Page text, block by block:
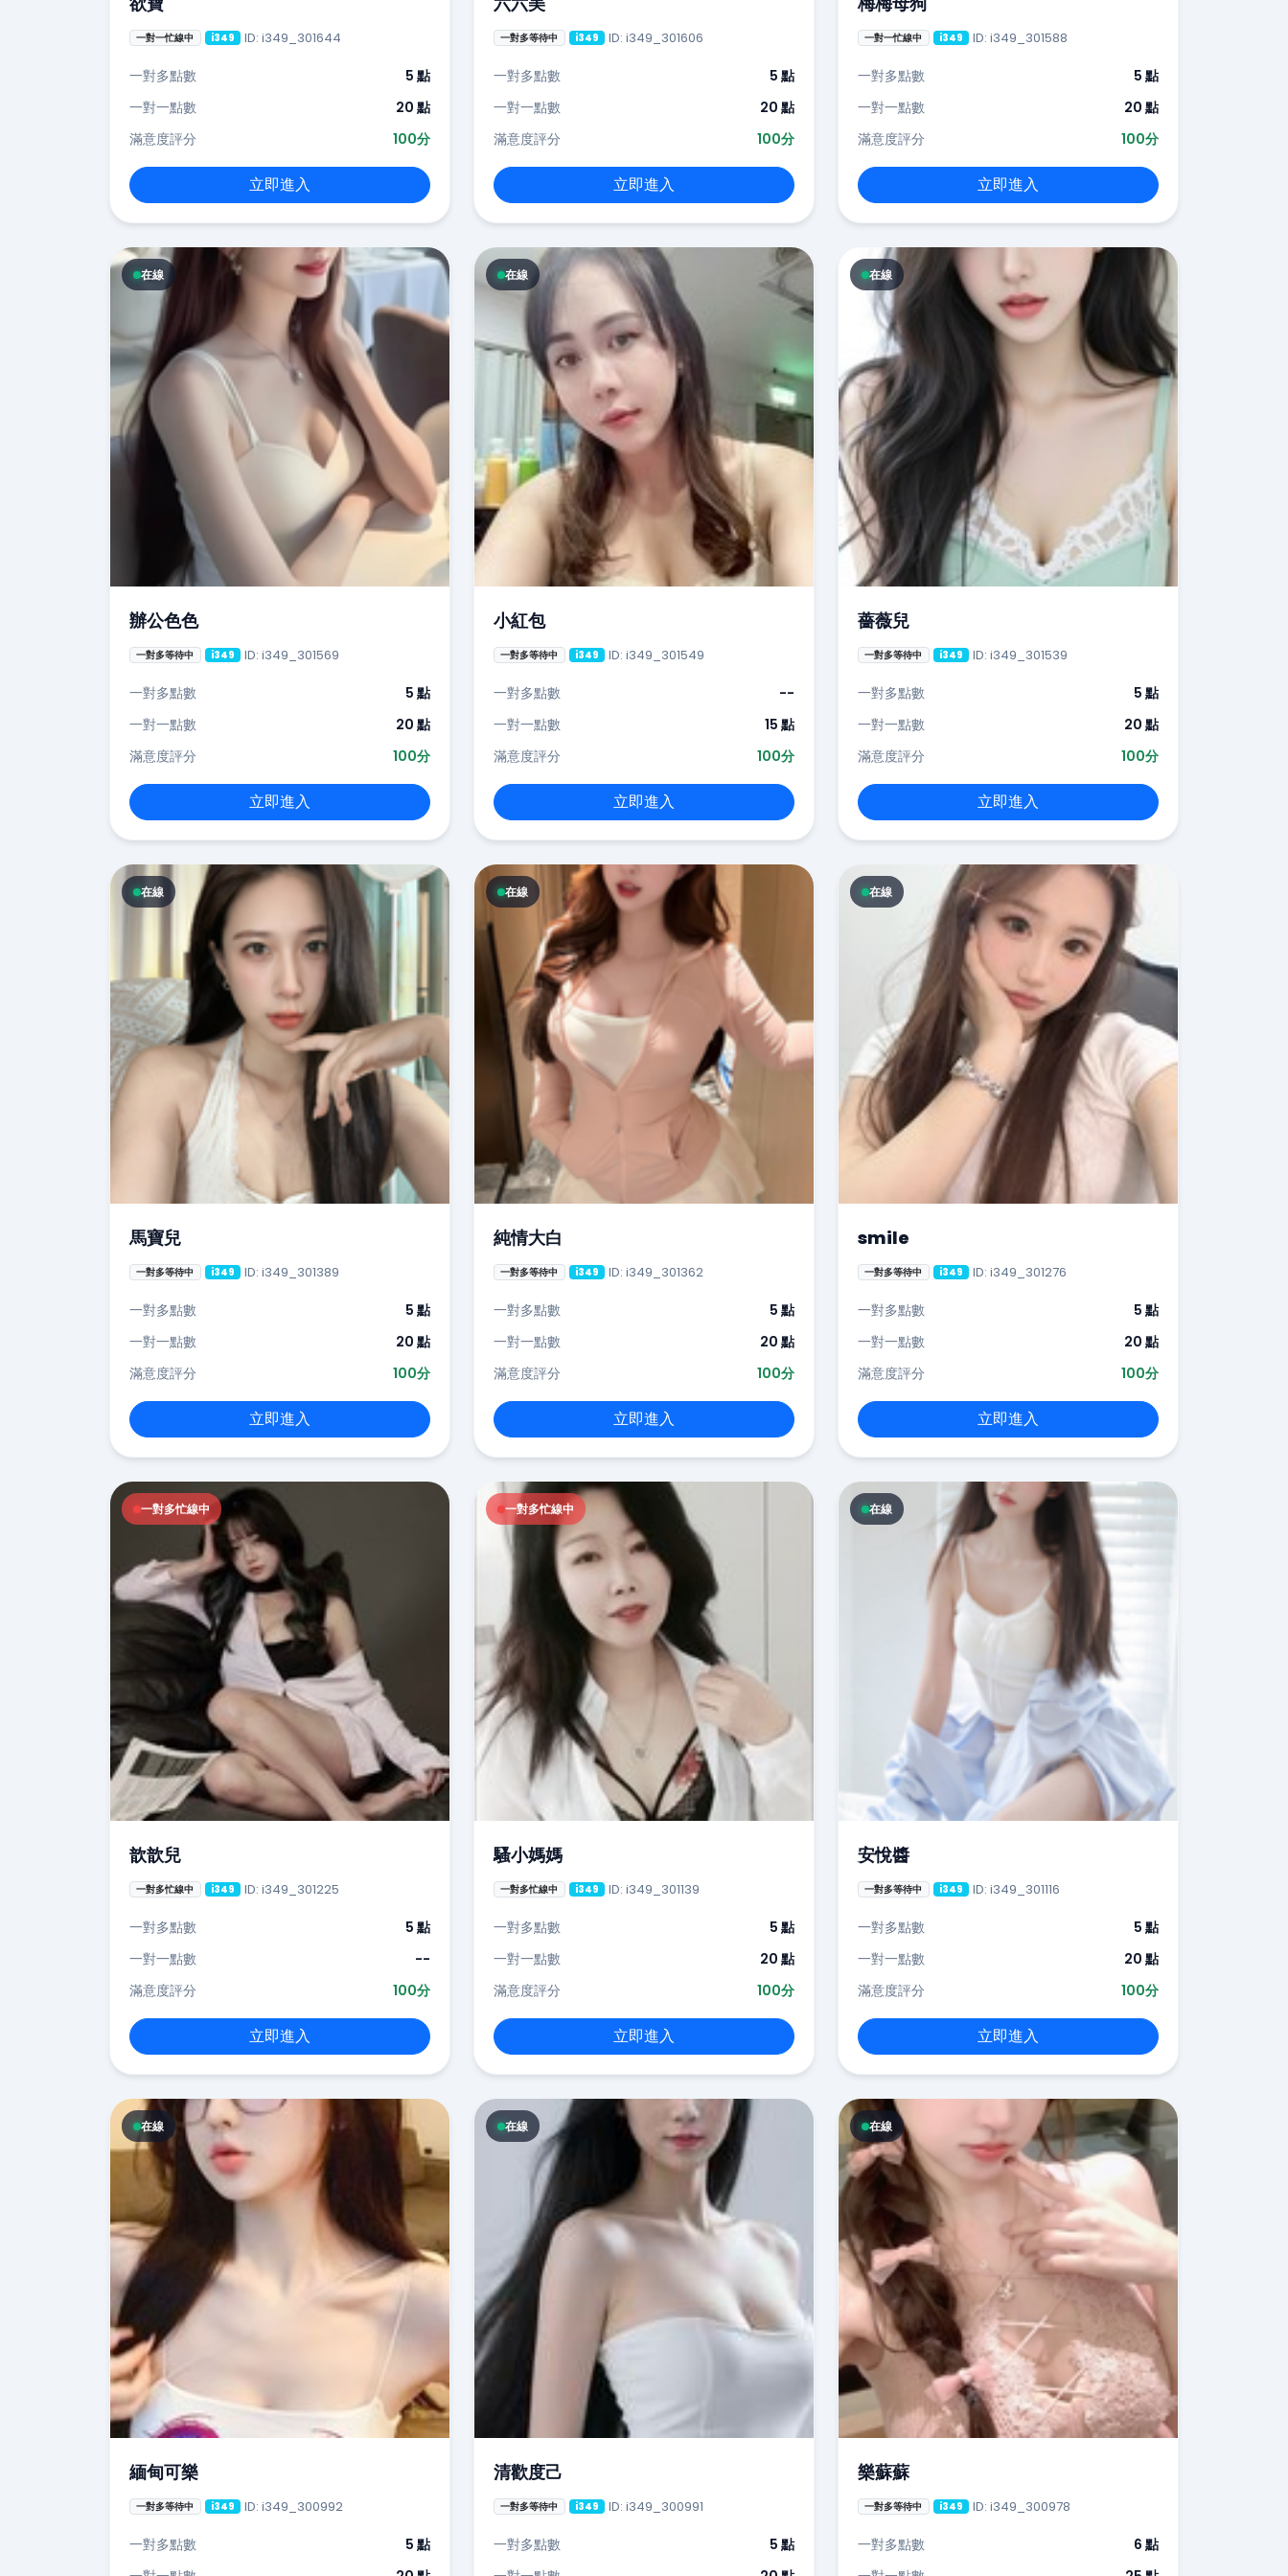
一對一忙線中 i349 ID: i349_301644
一對多點數
5 點
一對一點數
20 點
滿意度評分
100分
立即進入
一對多等待中 i349 ID: i349_301606
一對多點數
5 點
一對一點數
20 點
滿意度評分
100分
立即進入
一對一忙線中 i349 ID: i349_301588
一對多點數
5 點
一對一點數
20 點
滿意度評分
100分
立即進入
在線
辦公色色
一對多等待中 i349 ID: i349_301569
一對多點數
5 點
一對一點數
20 點
滿意度評分
100分
立即進入
在線
小紅包
一對多等待中 i349 ID: i349_301549
一對多點數
--
一對一點數
15 點
滿意度評分
100分
立即進入
在線
薔薇兒
一對多等待中 i349 ID: i349_301539
一對多點數
5 點
一對一點數
20 點
滿意度評分
100分
立即進入
在線
馬寶兒
一對多等待中 i349 ID: i349_301389
一對多點數
5 點
一對一點數
20 點
滿意度評分
100分
立即進入
在線
純情大白
一對多等待中 i349 ID: i349_301362
一對多點數
5 點
一對一點數
20 點
滿意度評分
100分
立即進入
在線
smile
一對多等待中 i349 ID: i349_301276
一對多點數
5 點
一對一點數
20 點
滿意度評分
100分
立即進入
一對多忙線中
歆歆兒
一對多忙線中 i349 ID: i349_301225
一對多點數
5 點
一對一點數
--
滿意度評分
100分
立即進入
一對多忙線中
騷小媽媽
一對多忙線中 i349 ID: i349_301139
一對多點數
5 點
一對一點數
20 點
滿意度評分
100分
立即進入
在線
安悅醬
一對多等待中 i349 ID: i349_301116
一對多點數
5 點
一對一點數
20 點
滿意度評分
100分
立即進入
在線
緬甸可樂
一對多等待中 i349 ID: i349_300992
一對多點數
5 點
在線
清歡度己
一對多等待中 i349 ID: i349_300991
一對多點數
5 點
在線
樂蘇蘇
一對多等待中 i349 ID: i349_300978
一對多點數
6 點